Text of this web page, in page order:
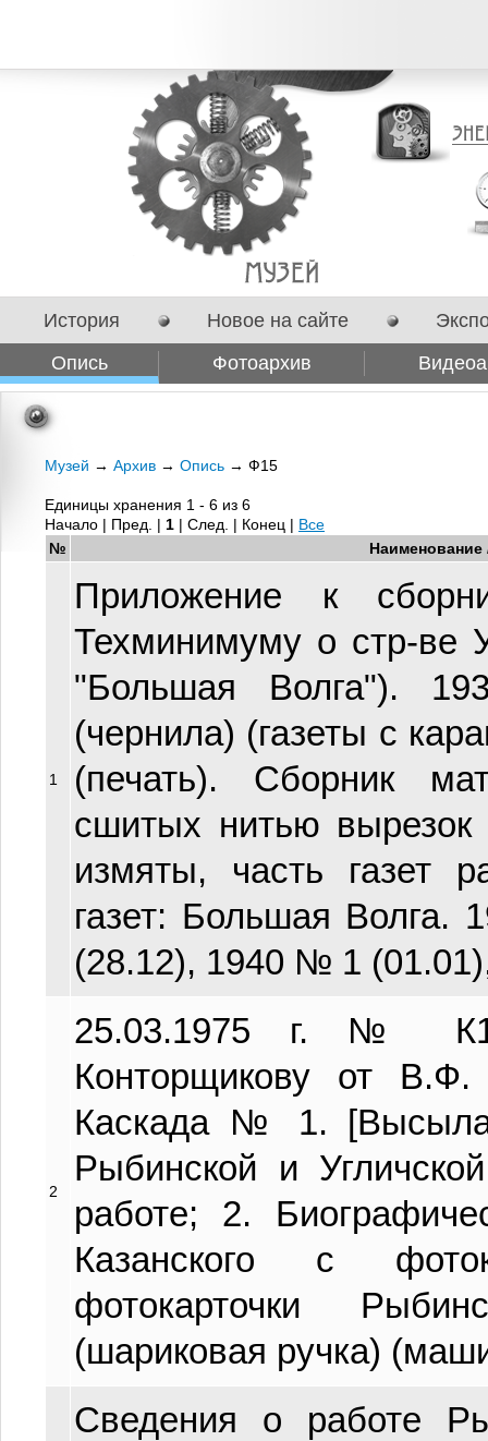
История Новое на сайте
Опись
Фотоархив
Сотрудничество
Музей → Архив → Опись → Ф15
Единицы хранения 1 - 6 из 6
Начало | Пред. | 1 | След. | Конец | Все
№
Наименование
1
Приложение к
Техминимуму о стр-ве
"Большая Волга").
(чернила) (газеты с
(печать). Сборник
сшитых нитью вырезок
измяты, часть газет
газет: Большая
(28.12), 1940 № 1
2
25.03.1975 г. №
Конторщикову от В.Ф.
Каскада № 1.
Рыбинской и
работе; 2.
Казанского с
фотокарточки
(шариковая ручка)
Сведения о работе